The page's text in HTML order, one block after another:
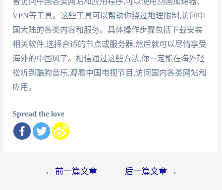
VPN等工具。这些工具可以帮助你绕过地理限制,访问中
国大陆的各类内容和服务。具体操作步骤包括下载安装
相关软件,选择合适的节点或服务器,然后就可以尽情享受
海外的中国风了。相信通过这些方法,你一定能在海外轻
松听到酷狗音乐,观看中国电视节目,访问国内各类网站和
应用。
Spread the love
← 前一篇文章 后一篇文章 →